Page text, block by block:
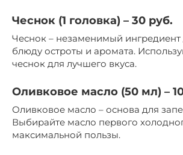
Чеснок (1 головка) – 30 руб.
Чеснок – незаменимый
блюду остроты и аромата.
чеснок для лучшего вкуса.
Оливковое масло (50 мл) –
Оливковое масло – основа для
Выбирайте масло первого
максимальной пользы.